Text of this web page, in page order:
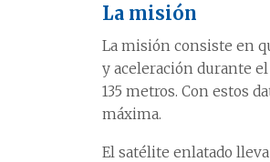
La misión
La misión consiste en
y aceleración durante
135 metros. Con estos
máxima.
El satélite enlatado